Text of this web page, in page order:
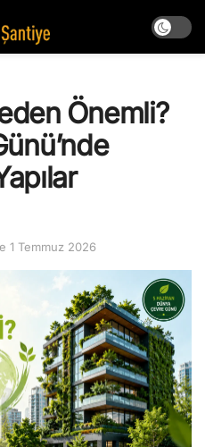
Önemli?
1 Temmuz 2026